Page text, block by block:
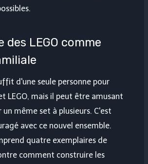
des LEGO comme
d'une seule personne pour
LEGO, mais il peut être amusant
même set à plusieurs. C'est
avec ce nouvel ensemble.
quatre exemplaires de
comment construire les